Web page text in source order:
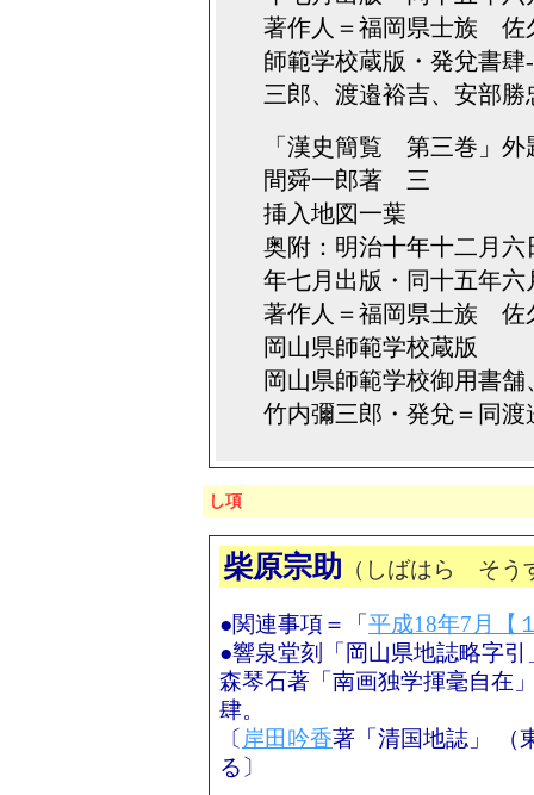
著作人＝福岡県士族 佐
師範学校蔵版・発兌書
三郎、渡邉裕吉、安部勝
「漢史簡覧 第三巻」
間舜一郎著 三
挿入地図一葉
奥附：明治十年十二月
年七月出版・同十五年
著作人＝福岡県士族 佐
岡山県師範学校蔵版
岡山県師範学校御用書
竹内彌三郎・発兌＝同
し項
柴原宗助 （しばはら そう
●関連事項＝「 平成18年7月【
●響泉堂刻「岡山県地誌略字
森琴石著「南画独学揮毫自在
肆。
〔 岸田吟香著「清国地誌」 （
る〕